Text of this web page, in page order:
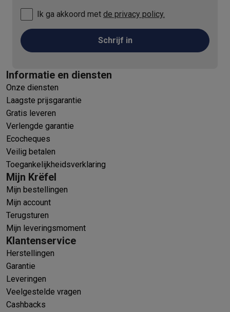
Ik ga akkoord met de privacy policy.
Schrijf in
Informatie en diensten
Onze diensten
Laagste prijsgarantie
Gratis leveren
Verlengde garantie
Ecocheques
Veilig betalen
Toegankelijkheidsverklaring
Mijn Krëfel
Mijn bestellingen
Mijn account
Terugsturen
Mijn leveringsmoment
Klantenservice
Herstellingen
Garantie
Leveringen
Veelgestelde vragen
Cashbacks